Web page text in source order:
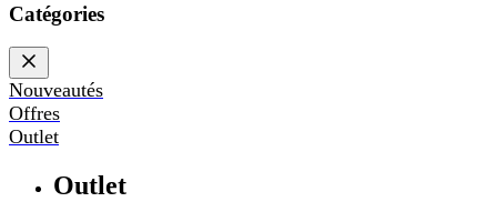
Catégories
Nouveautés
Offres
Outlet
Outlet